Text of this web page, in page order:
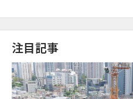
注目記事